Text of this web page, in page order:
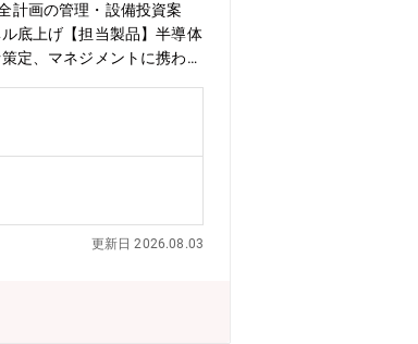
計画の管理・設備投資案
底上げ【担当製品】半導体
定、マネジメントに携わる
更新日 2026.08.03